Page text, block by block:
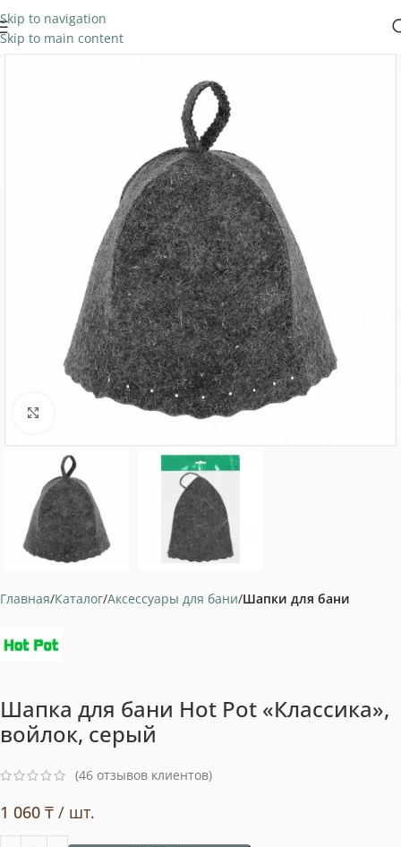
Skip to navigation
Skip to main content
Нажмите, чтобы увеличить
Главная Каталог Аксессуары для бани Шапки для бани
Шапка для бани Hot Pot «Классика»,
войлок, серый
(46 отзывов клиентов)
1 060 ₸ / шт.